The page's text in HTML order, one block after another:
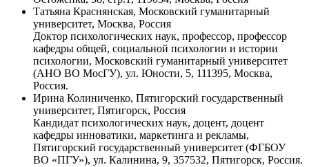
Татьяна Краснянская, Московский гуманитарный
университет, Москва, Россия
Доктор психологических наук, профессор, профессор
кафедры общей, социальной психологии и истории
психологии, Московский гуманитарный университет
(АНО ВО МосГУ), ул. Юности, 5, 111395, Москва,
Россия.
Ирина Колиниченко, Пятигорский государственный
университет, Пятигорск, Россия
Кандидат психологических наук, доцент, доцент
кафедры инноватики, маркетинга и рекламы,
Пятигорский государственный университет (ФГБОУ
ВО «ПГУ»), ул. Калинина, 9, 357532, Пятигорск, Россия.